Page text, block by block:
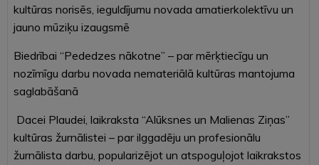
kultūras norisēs, ieguldījumu novada amatierkolektīvu un
jauno mūziķu izaugsmē
Biedrībai “Pededzes nākotne” – par mērķtiecīgu un
nozīmīgu darbu novada nemateriālā kultūras mantojuma
saglabāšanā
Dacei Plaudei, laikraksta “Alūksnes un Malienas Ziņas”
kultūras žurnālistei – par ilggadēju un profesionālu
žurnālista darbu, popularizējot un atspoguļojot laikrakstos